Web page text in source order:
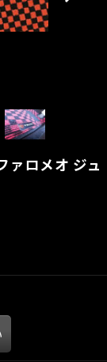
ァロメオ ジュ